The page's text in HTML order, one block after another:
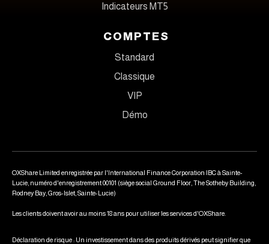
Indicateurs MT5
COMPTES
Standard
Classique
VIP
Démo
OXShare Limited enregistrée par l'International Finance Corporation IBC à Sainte-
Lucie, numéro d'enregistrement 00101 (siège social Ground Floor, The Sotheby Building,
Rodney Bay, Gros-Islet, Sainte-Lucie)
Les clients doivent avoir au moins 18 ans pour utiliser les services d'OXShare.
Déclaration de risque : Un investissement dans des produits dérivés peut signifier que